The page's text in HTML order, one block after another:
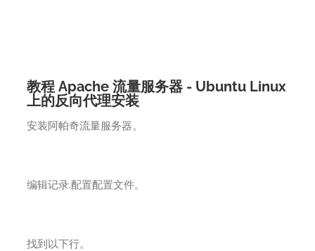
教程 Apache 流量服务器 - Ubuntu Linux
上的反向代理安装
安装阿帕奇流量服务器。
编辑记录.配置配置文件。
找到以下行。